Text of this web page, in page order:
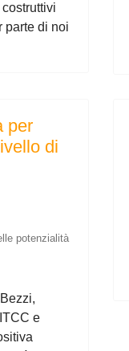
parte di noi
per
di
potenzialità
e